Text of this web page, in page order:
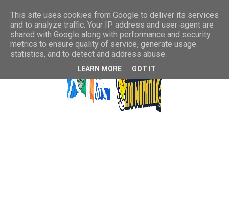
This site uses cookies from Google to deliver its services
and to analyze traffic. Your IP address and user-agent are
shared with Google along with performance and security
metrics to ensure quality of service, generate usage
statistics, and to detect and address abuse.
LEARN MORE GOT IT